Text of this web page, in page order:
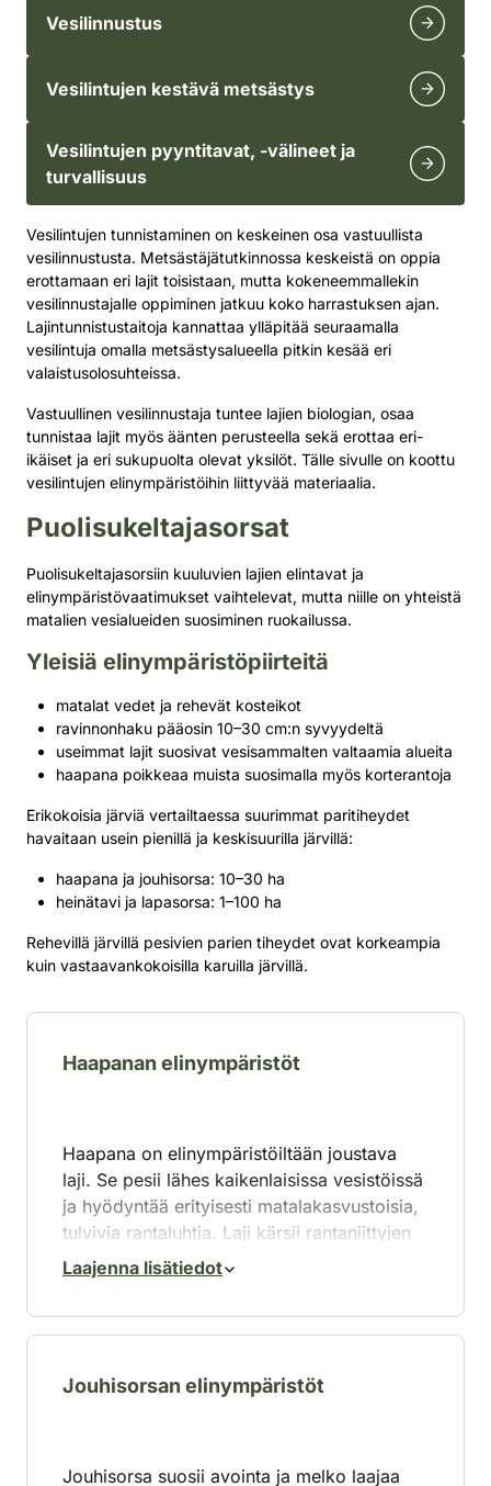
Vesilinnustus
Vesilintujen kestävä metsästys
Vesilintujen pyyntitavat, -välineet ja
turvallisuus
Vesilintujen tunnistaminen on keskeinen osa vastuullista
vesilinnustusta. Metsästäjätutkinnossa keskeistä on oppia
erottamaan eri lajit toisistaan, mutta kokeneemmallekin
vesilinnustajalle oppiminen jatkuu koko harrastuksen ajan.
Lajintunnistustaitoja kannattaa ylläpitää seuraamalla
vesilintuja omalla metsästysalueella pitkin kesää eri
valaistusolosuhteissa.
Vastuullinen vesilinnustaja tuntee lajien biologian, osaa
tunnistaa lajit myös äänten perusteella sekä erottaa eri-
ikäiset ja eri sukupuolta olevat yksilöt. Tälle sivulle on koottu
vesilintujen elinympäristöihin liittyvää materiaalia.
Puolisukeltajasorsat
Puolisukeltajasorsiin kuuluvien lajien elintavat ja
elinympäristövaatimukset vaihtelevat, mutta niille on yhteistä
matalien vesialueiden suosiminen ruokailussa.
Yleisiä elinympäristöpiirteitä
matalat vedet ja rehevät kosteikot
ravinnonhaku pääosin 10–30 cm:n syvyydeltä
useimmat lajit suosivat vesisammalten valtaamia alueita
haapana poikkeaa muista suosimalla myös korterantoja
Erikokoisia järviä vertailtaessa suurimmat paritiheydet
havaitaan usein pienillä ja keskisuurilla järvillä:
haapana ja jouhisorsa: 10–30 ha
heinätavi ja lapasorsa: 1–100 ha
Rehevillä järvillä pesivien parien tiheydet ovat korkeampia
kuin vastaavankokoisilla karuilla järvillä.
Haapanan elinympäristöt
Haapana on elinympäristöiltään joustava
laji. Se pesii lähes kaikenlaisissa vesistöissä
ja hyödyntää erityisesti matalakasvustoisia,
tulvivia rantaluhtia. Laji kärsii rantaniittyjen
umpeenkasvusta ja kortekasvustojen
vähenemisestä.
parhaiten avoimilla, keskiravinteisilla
Laajenna lisätiedot
Jouhisorsan elinympäristöt
Jouhisorsa suosii avointa ja melko laajaa